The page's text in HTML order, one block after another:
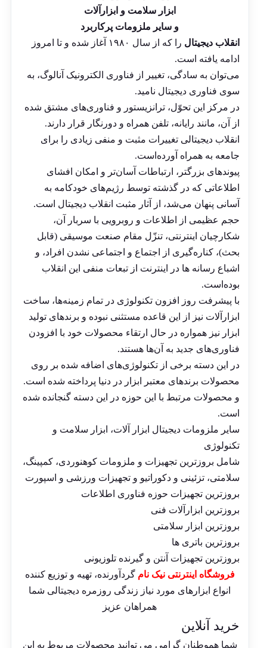
ابزار سلامت و ابزارآلات
و سایر ملزومات پرکاربرد
انقلاب دیجیتال
را که از سال ۱۹۸۰ آغاز شده و تا امروز
ادامه یافته است.
می‌توان به سادگی، تغییر از فناوری الکترونیک آنالوگ، به
سوی فناوری دیجیتال نامید.
در مرکز این تحوّل، ترانزیستور و فناوری‌های مشتق شده
از آن، مانند رایانه، تلفن همراه و دورنگار قرار دارند.
انقلاب دیجیتالی تغییرات مثبت و منفی زیادی را برای
جامعه به همراه آورده‌است.
پیوندهای بزرگتر، ارتباطات آسان‌تر و امکان افشای
اطلاعاتی که در گذشته توسط رژیم‌های خودکامه به
آسانی پنهان می‌شد، از آثار مثبت انقلاب دیجیتال است.
حجم عظیمی از اطلاعات و روبرویی با سربار آن،
شکارچیان اینترنتی، تنزّل مقام صنعت موسیقی (قابل
بحث)، کناره‌گیری از اجتماع و اجتماعی نشدن افراد، و
اشباع رسانه ها در اینترنت از تبعات منفی این انقلاب
بوده‌است.
با پیشرفت روز افزون تکنولوژی در تمام زمینه‌ها، ساخت
ابزارآلات نیز از این قاعده مستثنی نبوده و برندهای تولید
ابزار نیز همواره در حال ارتقاﺀ محصولات خود با افزودن
فناوری‌های جدید به آن‌ها هستند.
در این دسته برخی از تکنولوژی‌های اضافه شده بر روی
محصولات برندهای معتبر ابزار در دنیا پرداخته شده است.
و محصولات مرتبط با این حوزه در این دسته گنجانده شده
است.
سایر ملزومات دیجیتال ابزار آلات، ابزار سلامت و
تکنولوژی
شامل بروزترین تجهیزات و ملزومات کوهنوردی، کمپینگ،
سلامتی، تزئینی و دکوراتیو و تجهیزات ورزشی و اسپورت
بروزترین تجهیزات حوزه فناوری اطلاعات
بروزترین ابزارآلات فنی
بروزترین ابزار سلامتی
بروزترین باتری ها
بروزترین تجهیزات آنتن و گیرنده تلوزیونی
فروشگاه اینترنتی نیک نام گردآورنده، تهیه و توزیع کننده
انواع ابزارهای مورد نیاز زندگی روزمره دیجیتالی شما
همراهان عزیز
خرید آنلاین
شما هموطنان گرامی می توانید محصولات مربوط به این